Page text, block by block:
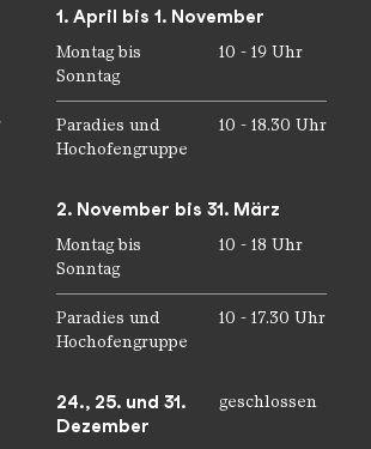
1. April bis 1. November
Montag bis
Sonntag
10 - 19 Uhr
Paradies und
Hochofengruppe
10 - 18.30 Uhr
2. November bis 31. März
Montag bis
Sonntag
10 - 18 Uhr
Paradies und
Hochofengruppe
10 - 17.30 Uhr
24., 25. und 31.
Dezember
geschlossen